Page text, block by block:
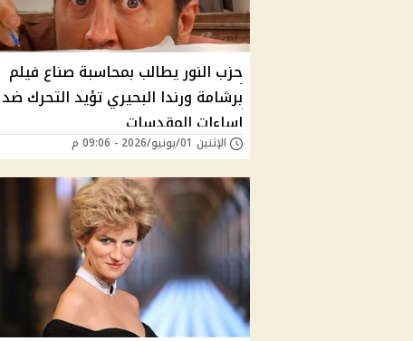
حزب النور يطالب بمحاسبة صناع فيلم
برشامة ورندا البحيري تؤيد التحرك ضد
إساءات المقدسات
الإثنين 01/يونيو/2026 - 09:06 م